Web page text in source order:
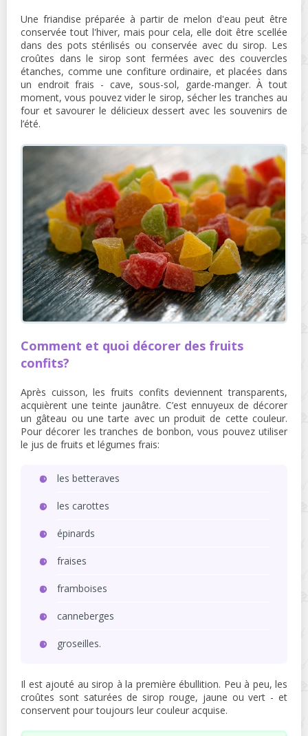
Une friandise préparée à partir de melon d'eau peut être
conservée tout l'hiver, mais pour cela, elle doit être scellée
dans des pots stérilisés ou conservée avec du sirop. Les
croûtes dans le sirop sont fermées avec des couvercles
étanches, comme une confiture ordinaire, et placées dans
un endroit frais - cave, sous-sol, garde-manger. À tout
moment, vous pouvez vider le sirop, sécher les tranches au
four et savourer le délicieux dessert avec les souvenirs de
l’été.
Comment et quoi décorer des fruits
confits?
Après cuisson, les fruits confits deviennent transparents,
acquièrent une teinte jaunâtre. C’est ennuyeux de décorer
un gâteau ou une tarte avec un produit de cette couleur.
Pour décorer les tranches de bonbon, vous pouvez utiliser
le jus de fruits et légumes frais:
les betteraves
les carottes
épinards
fraises
framboises
canneberges
groseilles.
Il est ajouté au sirop à la première ébullition. Peu à peu, les
croûtes sont saturées de sirop rouge, jaune ou vert - et
conservent pour toujours leur couleur acquise.